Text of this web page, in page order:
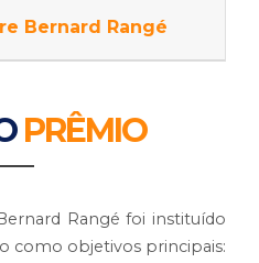
Bernard Rangé
PRÊMIO
Rangé foi instituído
como objetivos principais: